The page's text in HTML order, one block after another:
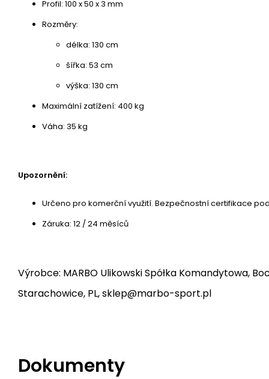
Profil: 100 x 50 x 3 mm
Rozměry:
délka: 130 cm
šířka: 53 cm
výška: 130 cm
Maximální zatížení: 400 kg
Váha: 35 kg
Upozornění:
Určeno pro komerční využití. Bezpečnostní certifikace
Záruka: 12 / 24 měsíců
Výrobce: MARBO Ulikowski Spółka Komandytowa,
Starachowice, PL, sklep@marbo-sport.pl
Dokumenty